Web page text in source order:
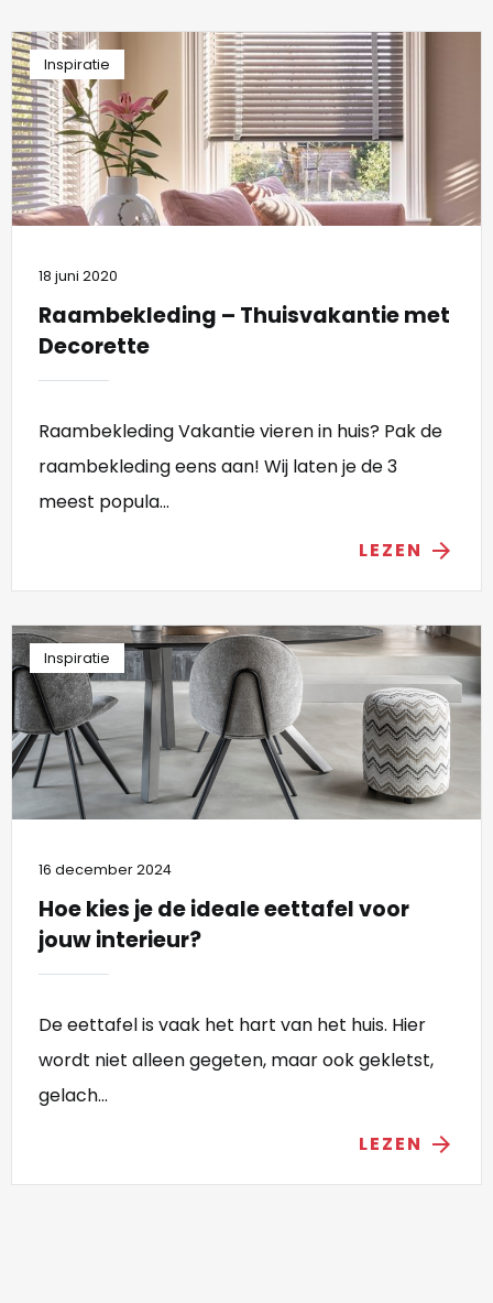
Inspiratie
18 juni 2020
Raambekleding – Thuisvakantie met
Decorette
Raambekleding Vakantie vieren in huis? Pak de
raambekleding eens aan! Wij laten je de 3
meest popula...
LEZEN arrow_forward
Inspiratie
16 december 2024
Hoe kies je de ideale eettafel voor
jouw interieur?
De eettafel is vaak het hart van het huis. Hier
wordt niet alleen gegeten, maar ook gekletst,
gelach...
LEZEN arrow_forward